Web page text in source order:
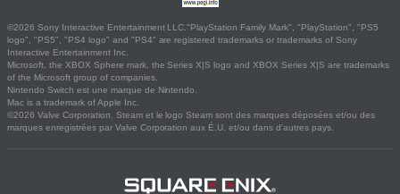
©2026 Sony Interactive Entertainment LLC."PlayStation Family Mark", "PlayStation", "PS5
logo", "PS5", "PS4 logo" and "PS4" are registered trademarks or trademarks of Sony
Interactive Entertainment Inc.
Microsoft, the XBOX Sphere mark, the Series X|S logo and XBOX Series X|S are trademarks
of the Microsoft group of companies.
Nintendo Switch est une marque de Nintendo.
Mac is a trademark of Apple Inc.
©2026 Valve Corporation. Steam et le logo Steam sont des marques déposées et/ou des
marques enregistrées par Valve Corporation aux É.U. et/ou dans d'autres pays.